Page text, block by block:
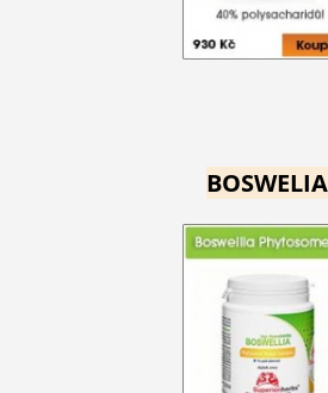
BOSWELIA